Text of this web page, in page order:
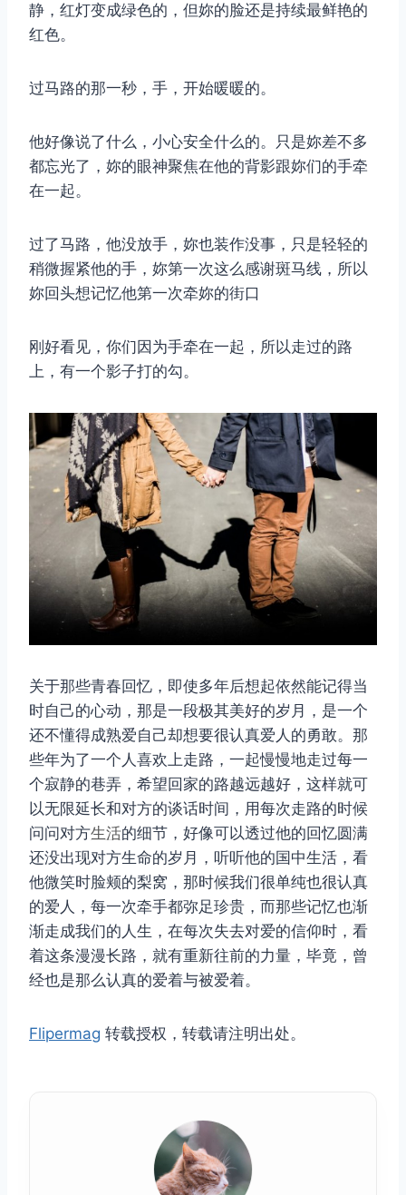
静，红灯变成绿色的，但妳的脸还是持续最鲜艳的
红色。
过马路的那一秒，手，开始暖暖的。
他好像说了什么，小心安全什么的。只是妳差不多
都忘光了，妳的眼神聚焦在他的背影跟妳们的手牵
在一起。
过了马路，他没放手，妳也装作没事，只是轻轻的
稍微握紧他的手，妳第一次这么感谢斑马线，所以
妳回头想记忆他第一次牵妳的街口
刚好看见，你们因为手牵在一起，所以走过的路
上，有一个影子打的勾。
关于那些青春回忆，即使多年后想起依然能记得当
时自己的心动，那是一段极其美好的岁月，是一个
还不懂得成熟爱自己却想要很认真爱人的勇敢。那
些年为了一个人喜欢上走路，一起慢慢地走过每一
个寂静的巷弄，希望回家的路越远越好，这样就可
以无限延长和对方的谈话时间，用每次走路的时候
问问对方生活的细节，好像可以透过他的回忆圆满
还没出现对方生命的岁月，听听他的国中生活，看
他微笑时脸颊的梨窝，那时候我们很单纯也很认真
的爱人，每一次牵手都弥足珍贵，而那些记忆也渐
渐走成我们的人生，在每次失去对爱的信仰时，看
着这条漫漫长路，就有重新往前的力量，毕竟，曾
经也是那么认真的爱着与被爱着。
Flipermag 转载授权，转载请注明出处。